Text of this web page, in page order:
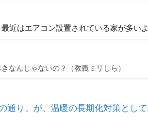
近はエアコン設置されている家が多いよ
なんじゃないの？（教義ミリしら）
通り。が、温暖の長期化対策とし